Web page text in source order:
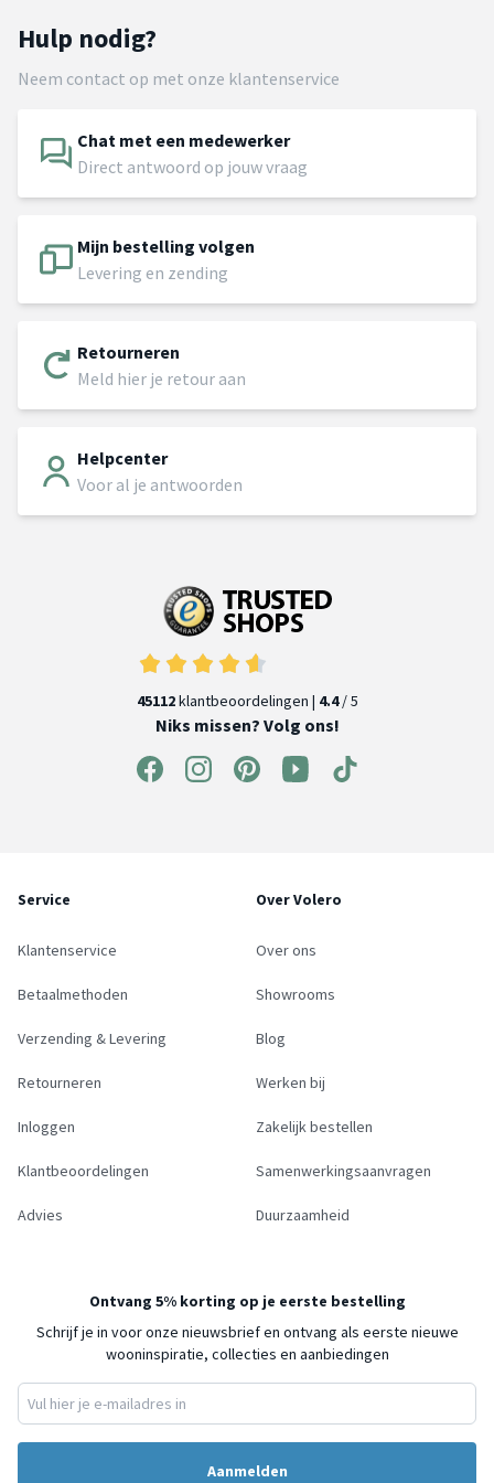
Hulp nodig?
Neem contact op met onze klantenservice
Chat met een medewerker
Direct antwoord op jouw vraag
Mijn bestelling volgen
Levering en zending
Retourneren
Meld hier je retour aan
Helpcenter
Voor al je antwoorden
45112klantbeoordelingen | 4.4/ 5
Niks missen? Volg ons!
Service
Klantenservice
Betaalmethoden
Verzending & Levering
Retourneren
Inloggen
Klantbeoordelingen
Advies
Over Volero
Over ons
Showrooms
Blog
Werken bij
Zakelijk bestellen
Samenwerkingsaanvragen
Duurzaamheid
Ontvang 5% korting op je eerste bestelling
Schrijf je in voor onze nieuwsbrief en ontvang als eerste nieuwe
wooninspiratie, collecties en aanbiedingen
Aanmelden